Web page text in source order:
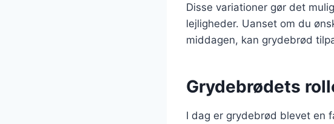
Disse variationer gør det
lejligheder. Uanset om du
middagen, kan grydebrød
Grydebrødets
I dag er grydebrød blevet en